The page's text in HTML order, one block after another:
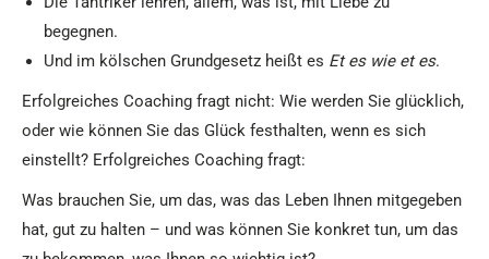
begegnen.
Und im kölschen Grundgesetz heißt es Et es wie et es.
Erfolgreiches Coaching fragt nicht: Wie werden Sie glücklich,
oder wie können Sie das Glück festhalten, wenn es sich
einstellt? Erfolgreiches Coaching fragt:
Was brauchen Sie, um das, was das Leben Ihnen mitgegeben
hat, gut zu halten – und was können Sie konkret tun, um das